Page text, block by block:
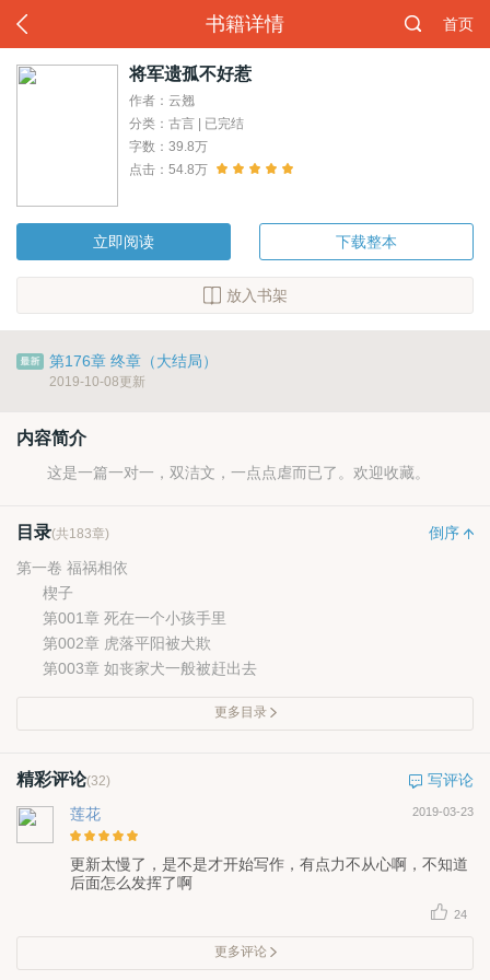
书籍详情 首页
将军遗孤不好惹
作者：云翘
分类：古言 | 已完结
字数：39.8万
点击：54.8万
立即阅读 下载整本
放入书架
第176章 终章（大结局）
2019-10-08更新
内容简介
这是一篇一对一，双洁文，一点点虐而已了。欢迎收藏。
目录(共183章)
倒序
第一卷 福祸相依
楔子
第001章 死在一个小孩手里
第002章 虎落平阳被犬欺
第003章 如丧家犬一般被赶出去
更多目录
精彩评论(32)
写评论
莲花
2019-03-23
更新太慢了，是不是才开始写作，有点力不从心啊，不知道
后面怎么发挥了啊
24
更多评论